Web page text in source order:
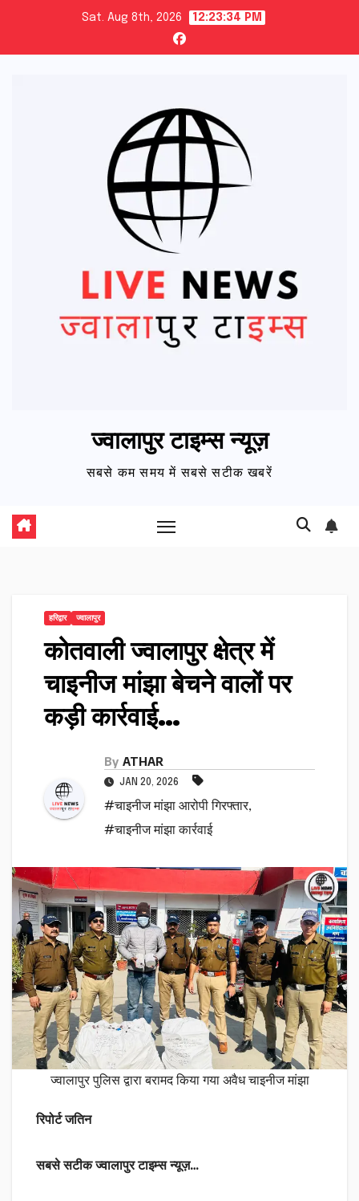
content
Sat. Aug 8th, 2026 12:23:35 PM
ज्वालापुर टाइम्स न्यूज़
सबसे कम समय में सबसे सटीक खबरें
हरिद्वार ज्वालापुर
कोतवाली ज्वालापुर क्षेत्र में
चाइनीज मांझा बेचने वालों पर
कड़ी कार्रवाई…
By ATHAR
JAN 20, 2026
#चाइनीज मांझा आरोपी गिरफ्तार,
#चाइनीज मांझा कार्रवाई
ज्वालापुर पुलिस द्वारा बरामद किया गया अवैध चाइनीज मांझा
रिपोर्ट जतिन
सबसे सटीक ज्वालापुर टाइम्स न्यूज़…